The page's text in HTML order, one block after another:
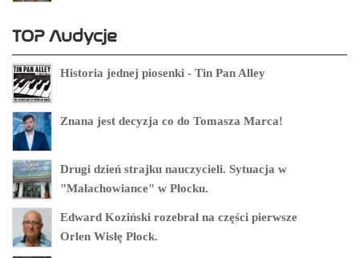
TOP Audycje
Historia jednej piosenki - Tin Pan Alley
Znana jest decyzja co do Tomasza Marca!
Drugi dzień strajku nauczycieli. Sytuacja w
"Małachowiance" w Płocku.
Edward Koziński rozebrał na części pierwsze
Orlen Wisłę Płock.